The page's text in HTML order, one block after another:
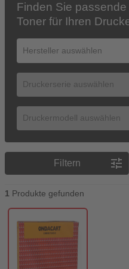
Finden Sie
Toner für Ihren
Filtern tune
Preisreihenfolge
1 Produkte gefunden